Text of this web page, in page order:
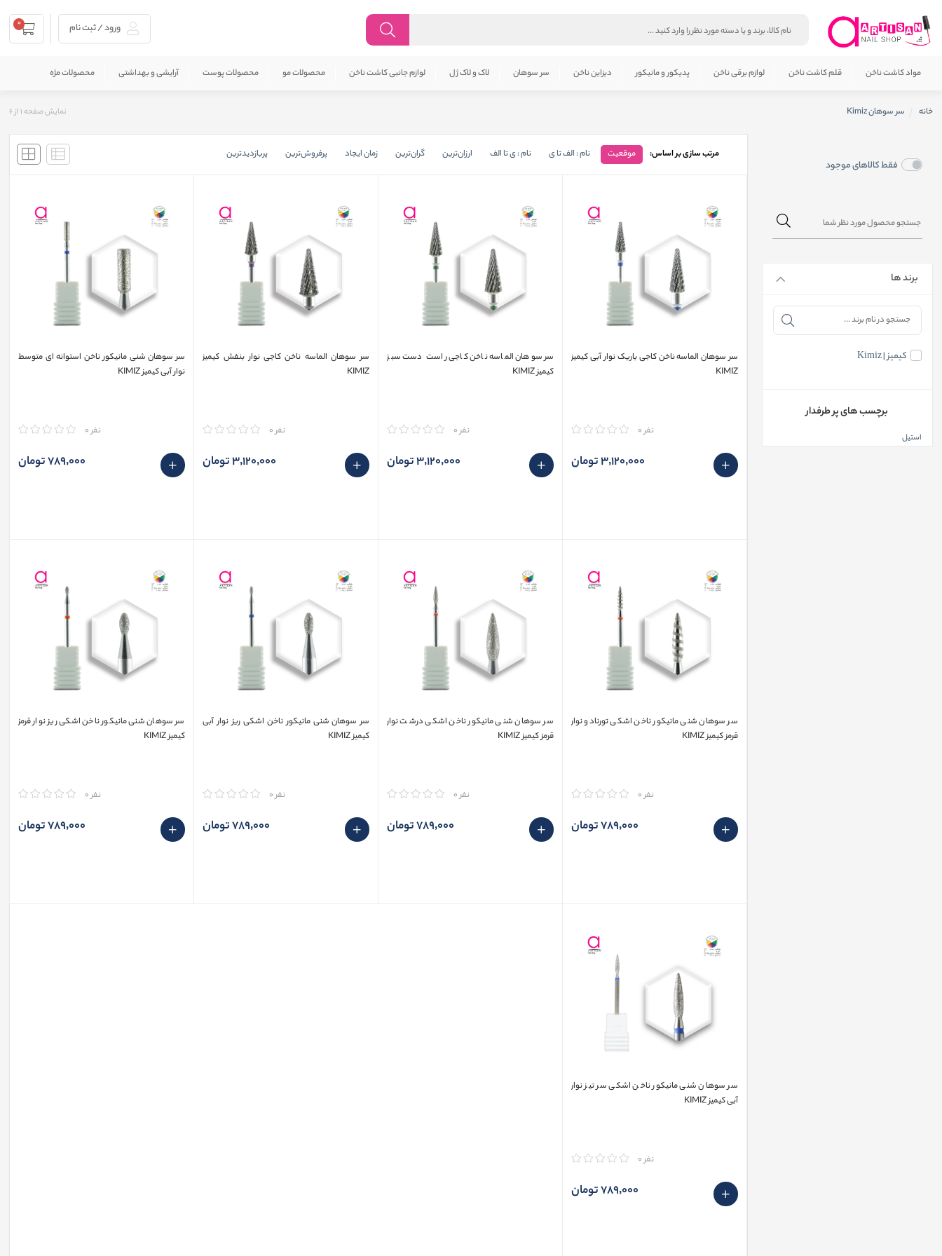
ورود / ثبت نام 0
مواد کاشت ناخن قلم کاشت ناخن لوازم برقی ناخن پدیکور و مانیکور دیزاین ناخن سر سوهان لاک و لاک ژل لوازم جانبی کاشت ناخن محصولات مو محصولات پوست آرایشی و بهداشتی محصولات مژه
خانه سر سوهان Kimiz نمایش صفحه 1از6
مرتب سازی بر اساس: موقعیت نام : الف تا ی نام : ی تا الف ارزان‌ترین گران‌ترین زمان ایجاد پرفروش‌ترین پربازدید‌ترین
سر سوهان الماسه ناخن کاجی باریک نوار آبی کیمیز
KIMIZ
نفر 0
3٬120٬000 تومان
سر سوهان الماسه ناخن کاجی راست دست سبز
کیمیز KIMIZ
نفر 0
3٬120٬000 تومان
سر سوهان الماسه ناخن کاجی نوار بنفش کیمیز
KIMIZ
نفر 0
3٬120٬000 تومان
سر سوهان شنی مانیکور ناخن استوانه ای متوسط
نوار آبی کیمیز KIMIZ
نفر 0
789٬000 تومان
سر سوهان شنی مانیکور ناخن اشکی تورنادو نوار
قرمز کیمیز KIMIZ
نفر 0
789٬000 تومان
سر سوهان شنی مانیکور ناخن اشکی درشت نوار
قرمز کیمیز KIMIZ
نفر 0
789٬000 تومان
سر سوهان شنی مانیکور ناخن اشکی ریز نوار آبی
کیمیز KIMIZ
نفر 0
789٬000 تومان
سر سوهان شنی مانیکور ناخن اشکی ریز نوار قرمز
کیمیز KIMIZ
نفر 0
789٬000 تومان
سر سوهان شنی مانیکور ناخن اشکی سر تیز نوار
آبی کیمیز KIMIZ
نفر 0
789٬000 تومان
فقط کالاهای موجود
برند ها
کیمیز | Kimiz
برچسب های پر طرفدار
استیل